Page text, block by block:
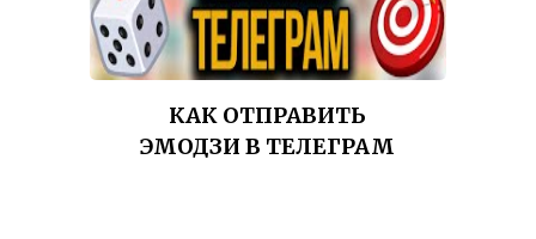
КАК ОТПРАВИТЬ
ЭМОДЗИ В ТЕЛЕГРАМ